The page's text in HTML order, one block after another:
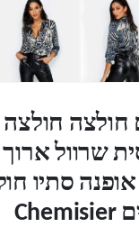
חולצה חולצה
שרוול
משרד 2020 אופנה סתיו
וינטג 'מזדמנים Chemisier